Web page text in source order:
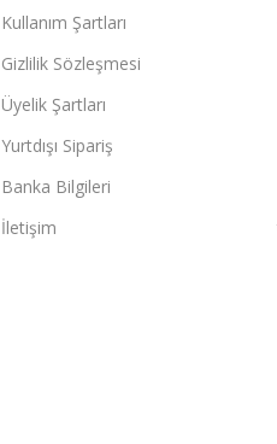
Kullanım Şartları
Gizlilik Sözleşmesi
Üyelik Şartları
Yurtdışı Sipariş
Banka Bilgileri
İletişim